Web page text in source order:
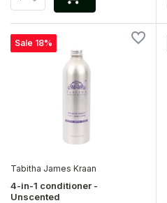
Sale 18%
Tabitha James Kraan
4-in-1 conditioner -
Unscented